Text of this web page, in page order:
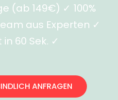
(ab 149€) ✓ 100%
aus Experten ✓
60 Sek. ✓
ANFRAGEN